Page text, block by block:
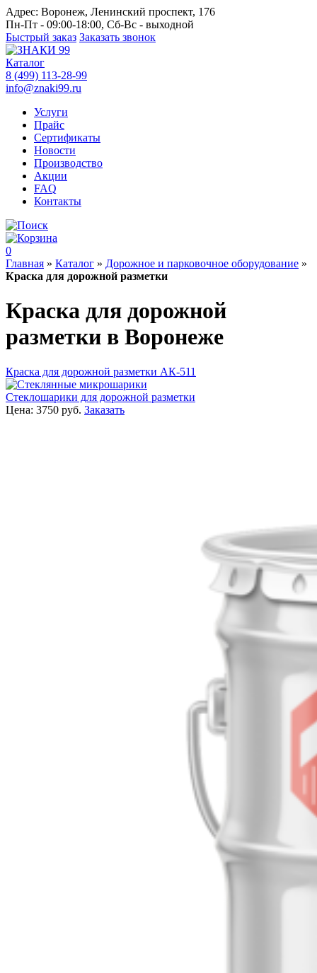
Адрес: Воронеж, Ленинский проспект, 176
Пн-Пт - 09:00-18:00, Сб-Вс - выходной
Быстрый заказ Заказать звонок
Каталог
8 (499) 113-28-99
info@znaki99.ru
Услуги
Прайс
Сертификаты
Новости
Производство
Акции
FAQ
Контакты
0
Главная » Каталог » Дорожное и парковочное оборудование »
Краска для дорожной разметки
Краска для дорожной
разметки в Воронеже
Краска для дорожной разметки АК-511
Стеклошарики для дорожной разметки
Цена: 3750 руб. Заказать